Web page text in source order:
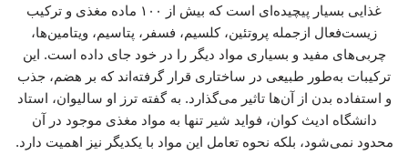
غذایی بسیار پیچیده‌ای است که بیش از ۱۰۰ ماده مغذی و ترکیب
زیست‌فعال ازجمله پروتئین، کلسیم، فسفر، پتاسیم، ویتامین‌ها،
چربی‌های مفید و بسیاری مواد دیگر را در خود جای داده است. این
ترکیبات به‌طور طبیعی در ساختاری قرار گرفته‌اند که بر هضم، جذب
و استفاده بدن از آن‌ها تاثیر می‌گذارد. به گفته ترز او سالیوان، استاد
دانشگاه ادیث کوان، فواید شیر تنها به مواد مغذی موجود در آن
محدود نمی‌شود، بلکه نحوه تعامل این مواد با یکدیگر نیز اهمیت دارد.